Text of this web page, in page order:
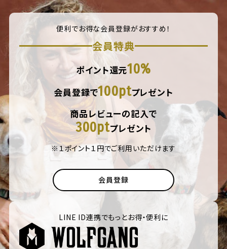
便利でお得な会員登録がおすすめ！
会員特典
ポイント還元10%
会員登録で100ptプレゼント
商品レビューの記入で
300ptプレゼント
※１ポイント１円でご利用いただけます
会員登録
LINE ID連携でもっとお得・便利に